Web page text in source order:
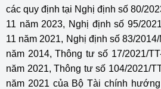
các quy định tại Nghị định số 80/
11 năm 2023, Nghị định số 95/
11 năm 2021, Nghị định số 83/
năm 2014, Thông tư số 17/2021/
năm 2021, Thông tư số 104/2021/
năm 2021 của Bộ Tài chính